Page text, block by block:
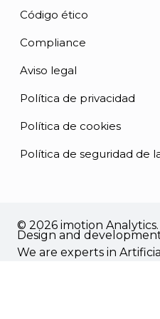
Código ético
Compliance
Aviso legal
Política de privacidad
Política de cookies
Política de seguridad de
© 2026 imotion
Design and
We are experts in